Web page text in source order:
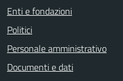
Enti e fondazioni
Politici
Personale amministrativo
Documenti e dati